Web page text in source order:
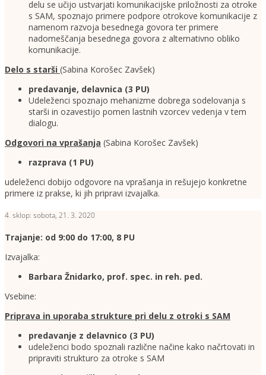
delu se učijo ustvarjati komunikacijske priložnosti za otroke
s SAM, spoznajo primere podpore otrokove komunikacije z
namenom razvoja besednega govora ter primere
nadomeščanja besednega govora z alternativno obliko
komunikacije.
Delo s starši (Sabina Korošec Zavšek)
predavanje, delavnica (3 PU)
Udeleženci spoznajo mehanizme dobrega sodelovanja s
starši in ozavestijo pomen lastnih vzorcev vedenja v tem
dialogu.
Odgovori na vprašanja (Sabina Korošec Zavšek)
razprava (1 PU)
udeleženci dobijo odgovore na vprašanja in rešujejo konkretne
primere iz prakse, ki jih pripravi izvajalka.
4. sklop: sobota, 21. 3. 2020
Trajanje: od 9:00 do 17:00, 8 PU
Izvajalka:
Barbara Žnidarko, prof. spec. in reh. ped.
Vsebine:
Priprava in uporaba strukture pri delu z otroki s SAM
predavanje z delavnico (3 PU)
udeleženci bodo spoznali različne načine kako načrtovati in
pripraviti strukturo za otroke s SAM